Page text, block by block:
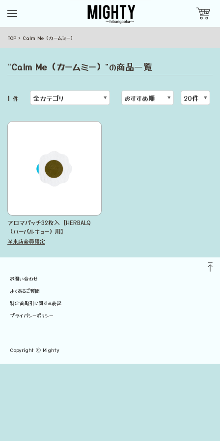
TOP Calm Me（カームミー）
“Calm Me（カームミー） ”の商品一覧
1 件
アロマパッチ32枚入【HERBALQ
（ハーバルキュー）用】
￥来店会員限定
お問い合わせ
よくあるご質問
特定商取引に関する表記
プライバシーポリシー
Copyright ⓒ Mighty